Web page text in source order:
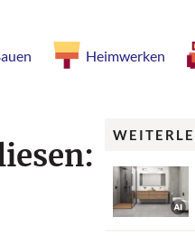
Heimwerken